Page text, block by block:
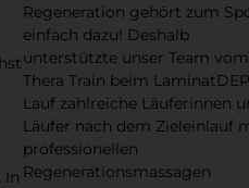
In
Regeneration gehört zum
einfach dazu! Deshalb
unterstützte unser Team vom
Thera Train beim
Lauf zahlreiche Läuferinnen
Läufer nach dem Zieleinlauf
professionellen
Regenerationsmassagen